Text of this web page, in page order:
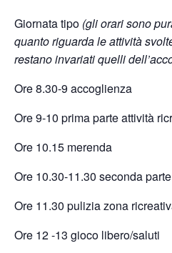
Giornata tipo (gli orari sono
quanto riguarda le attività
restano invariati quelli
Ore 8.30-9 accoglienza
Ore 9-10 prima parte attività
Ore 10.15 merenda
Ore 10.30-11.30 seconda
Ore 11.30 pulizia zona
Ore 12 -13 gioco libero/saluti